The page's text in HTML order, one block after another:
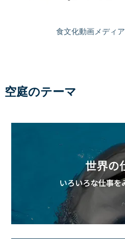
食文化動画メディア
空庭のテーマ